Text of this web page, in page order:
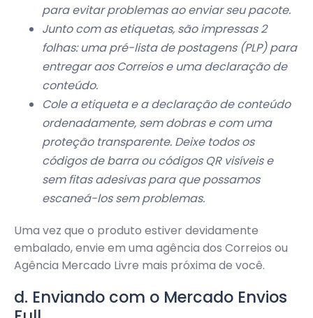
para evitar problemas ao enviar seu pacote.
Junto com as etiquetas, são impressas 2
folhas: uma pré-lista de postagens (PLP) para
entregar aos Correios e uma declaração de
conteúdo.
Cole a etiqueta e a declaração de conteúdo
ordenadamente, sem dobras e com uma
proteção transparente. Deixe todos os
códigos de barra ou códigos QR visíveis e
sem fitas adesivas para que possamos
escaneá-los sem problemas.
Uma vez que o produto estiver devidamente
embalado, envie em uma agência dos Correios ou
Agência Mercado Livre mais próxima de você.
d. Enviando com o Mercado Envios